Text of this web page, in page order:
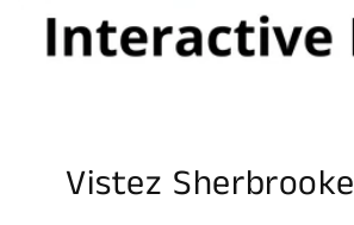
Vistez Sherbrooke